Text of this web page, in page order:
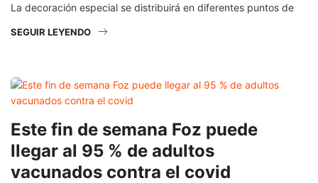
La decoración especial se distribuirá en diferentes puntos de
SEGUIR LEYENDO
Este fin de semana Foz puede
llegar al 95 % de adultos
vacunados contra el covid